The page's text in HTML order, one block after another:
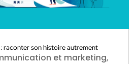
raconter son histoire autrement
et marketing,